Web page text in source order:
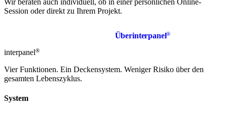
Session oder direkt zu Ihrem Projekt.
Überinterpanel®
interpanel®
Vier Funktionen. Ein Deckensystem. Weniger Risiko über den
gesamten Lebenszyklus.
System